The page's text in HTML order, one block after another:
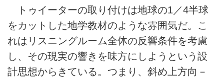
トゥイーターの取り付けは地球の1／4半球
をカットした地学教材のような雰囲気だ。こ
れはリスニングルーム全体の反響条件を考慮
し、その現実の響きを味方にしようという設
計思想からきている。つまり、斜め上方向－